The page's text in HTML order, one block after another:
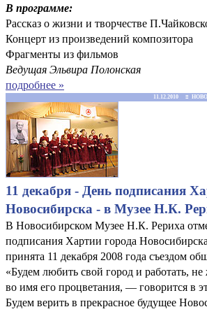
В программе:
Рассказ о жизни и творчестве
Концерт из произведений композитора
Фрагменты из фильмов
Ведущая Эльвира Полонская
подробнее »
11.12.2010 ≡
11 декабря - День подписания
Новосибирска - в Музее Н.К.
В Новосибирском Музее Н.К. Рериха
подписания Хартии города
принята 11 декабря 2008 года съездом
«Будем любить свой город и работать,
во имя его процветания, — говорится в
Будем верить в прекрасное будущее